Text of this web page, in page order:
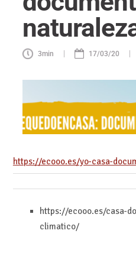
https://ecooo.es/yo-casa-
https://ecooo.es/casa-
climatico/